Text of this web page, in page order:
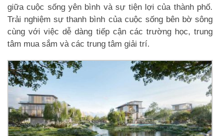
giữa cuộc sống yên bình và sự tiện lợi của thành phố.
Trải nghiệm sự thanh bình của cuộc sống bên bờ sông
cùng với việc dễ dàng tiếp cận các trường học, trung
tâm mua sắm và các trung tâm giải trí.